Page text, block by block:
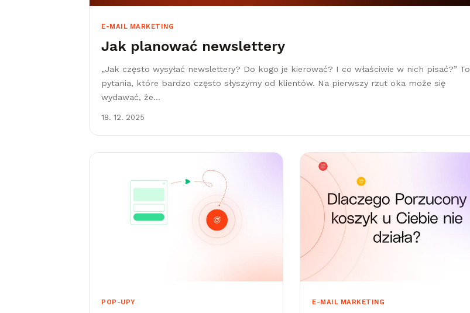
E-MAIL MARKETING
Jak planować newslettery
„Jak często wysyłać newslettery? Do kogo je kierować? I co właściwie w nich pisać?” To
pytania, które bardzo często słyszymy od klientów. Na pierwszy rzut oka może się
wydawać, że...
18. 12. 2025
POP-UPY E-MAIL MARKETING